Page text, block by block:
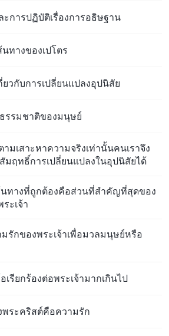
การปฏิบัติเรื่องการอธิษฐาน
ทางของเปโตร
ยวกับการเปลี่ยนแปลงอุปนิสัย
รรมชาติของมนุษย์
ามเสาะหาความจริงเท่านั้นคนเราจึง
มฤทธิ์การเปลี่ยนแปลงในอุปนิสัยได้
นทางที่ถูกต้องคือส่วนที่สำคัญที่สุดของ
ะเจ้า
มรักของพระเจ้าเพื่อมวลมนุษย์หรือ
เรียกร้องต่อพระเจ้ามากเกินไป
ระคริสต์คือความรัก